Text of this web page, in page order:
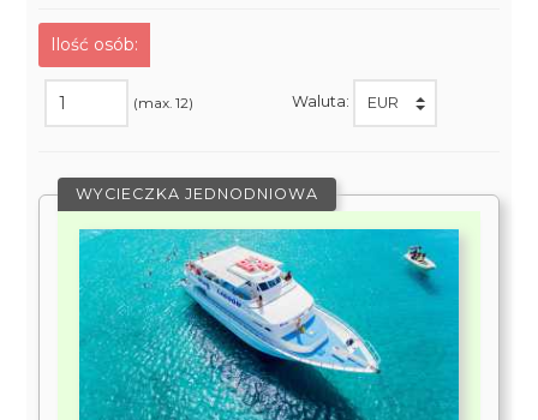
Ilość osób:
(max. 12) Waluta:
WYCIECZKA JEDNODNIOWA